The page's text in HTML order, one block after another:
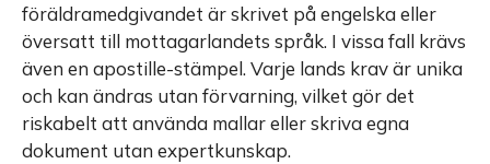
föräldramedgivandet är skrivet på engelska eller
översatt till mottagarlandets språk. I vissa fall krävs
även en apostille-stämpel. Varje lands krav är unika
och kan ändras utan förvarning, vilket gör det
riskabelt att använda mallar eller skriva egna
dokument utan expertkunskap.